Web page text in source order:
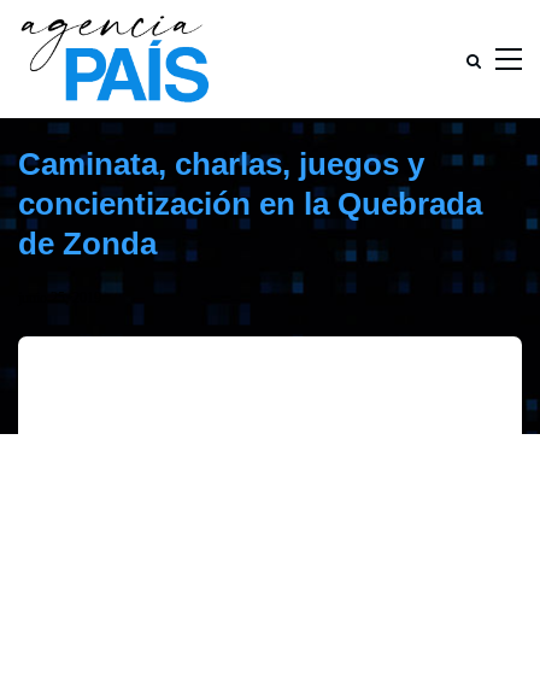
Caminata, charlas, juegos y
concientización en la Quebrada
de Zonda